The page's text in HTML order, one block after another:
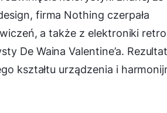
firma Nothing czerpała
a także z elektroniki
De Waina Valentine’a.
kształtu urządzenia i